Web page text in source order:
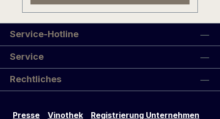
Service-Hotline
Service
Rechtliches
Presse Vinothek
Registrierung Unternehmen